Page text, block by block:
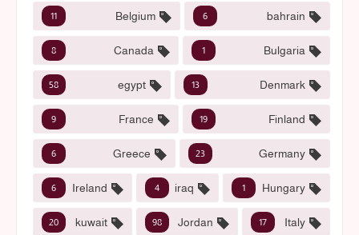
bahrain
6
Belgium
11
Bulgaria
1
Canada
8
Denmark
13
egypt
58
Finland
19
France
9
Germany
23
Greece
6
Hungary
1
iraq
4
Ireland
6
Italy
17
Jordan
98
kuwait
20